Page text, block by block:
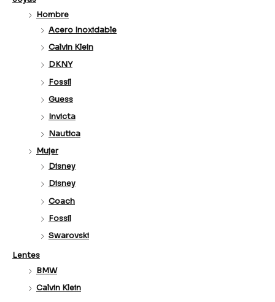
Hombre
Acero Inoxidable
Calvin Klein
DKNY
Fossil
Guess
Invicta
Nautica
Mujer
Disney
Disney
Coach
Fossil
Swarovski
Lentes
BMW
Calvin Klein